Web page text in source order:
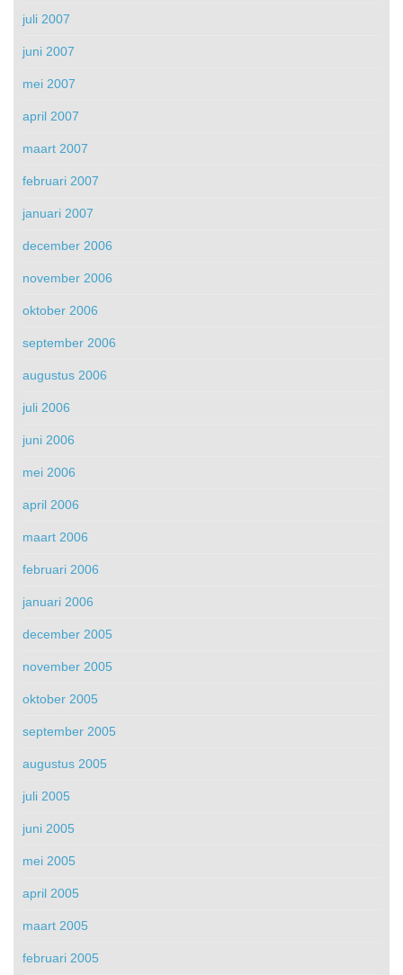
juli 2007
juni 2007
mei 2007
april 2007
maart 2007
februari 2007
januari 2007
december 2006
november 2006
oktober 2006
september 2006
augustus 2006
juli 2006
juni 2006
mei 2006
april 2006
maart 2006
februari 2006
januari 2006
december 2005
november 2005
oktober 2005
september 2005
augustus 2005
juli 2005
juni 2005
mei 2005
april 2005
maart 2005
februari 2005